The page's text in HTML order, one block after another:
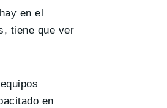
en el
tiene que ver
en